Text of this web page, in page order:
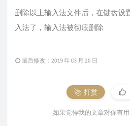
删除以上输入法文件后，在键盘设
入法了，输入法被彻底删除
最后修改：2019 年 03 月 20 日
打赏
如果觉得我的文章对你有